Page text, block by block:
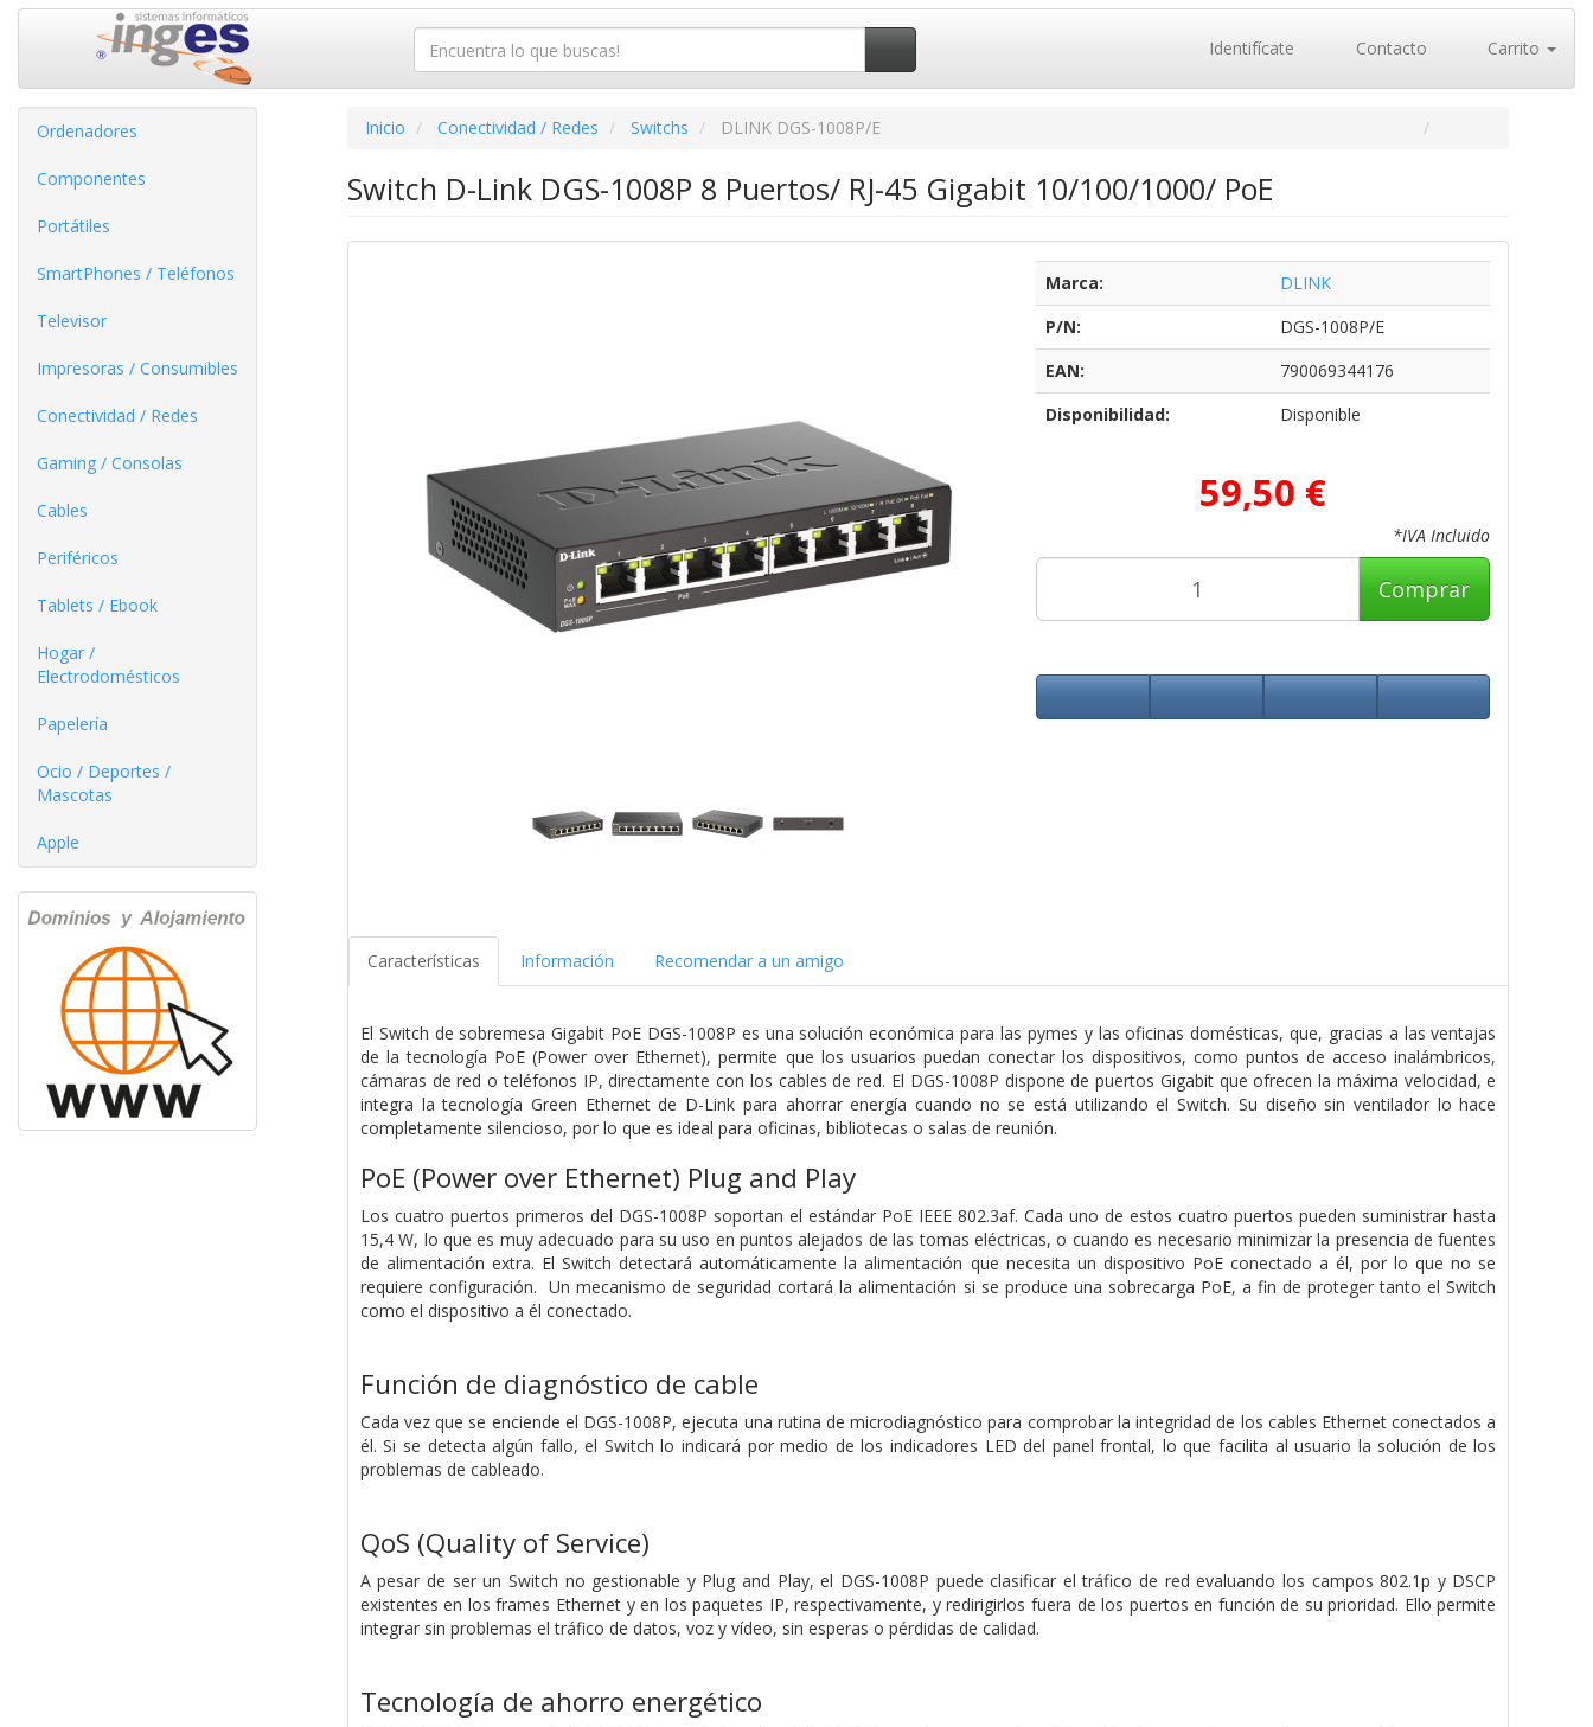
Identifícate Contacto Carrito
Ordenadores
Componentes
Portátiles
SmartPhones / Teléfonos
Televisor
Impresoras / Consumibles
Conectividad / Redes
Gaming / Consolas
Cables
Periféricos
Tablets / Ebook
Hogar /
Electrodomésticos
Papelería
Ocio / Deportes /
Mascotas
Apple
Inicio Conectividad / Redes Switchs DLINK DGS-1008P/E
Switch D-Link DGS-1008P 8 Puertos/ RJ-45 Gigabit 10/100/1000/ PoE
Marca:
DLINK
P/N:
DGS-1008P/E
EAN:
790069344176
Disponibilidad:
Disponible
59,50 €
*IVA Incluido
Comprar
Características Información Recomendar a un amigo
El Switch de sobremesa Gigabit PoE DGS-1008P es una solución económica para las pymes y las oficinas domésticas, que, gracias a las ventajas
de la tecnología PoE (Power over Ethernet), permite que los usuarios puedan conectar los dispositivos, como puntos de acceso inalámbricos,
cámaras de red o teléfonos IP, directamente con los cables de red. El DGS-1008P dispone de puertos Gigabit que ofrecen la máxima velocidad, e
integra la tecnología Green Ethernet de D-Link para ahorrar energía cuando no se está utilizando el Switch. Su diseño sin ventilador lo hace
completamente silencioso, por lo que es ideal para oficinas, bibliotecas o salas de reunión.
PoE (Power over Ethernet) Plug and Play
Los cuatro puertos primeros del DGS-1008P soportan el estándar PoE IEEE 802.3af. Cada uno de estos cuatro puertos pueden suministrar hasta
15,4 W, lo que es muy adecuado para su uso en puntos alejados de las tomas eléctricas, o cuando es necesario minimizar la presencia de fuentes
de alimentación extra. El Switch detectará automáticamente la alimentación que necesita un dispositivo PoE conectado a él, por lo que no se
requiere configuración. Un mecanismo de seguridad cortará la alimentación si se produce una sobrecarga PoE, a fin de proteger tanto el Switch
como el dispositivo a él conectado.
Función de diagnóstico de cable
Cada vez que se enciende el DGS-1008P, ejecuta una rutina de microdiagnóstico para comprobar la integridad de los cables Ethernet conectados a
él. Si se detecta algún fallo, el Switch lo indicará por medio de los indicadores LED del panel frontal, lo que facilita al usuario la solución de los
problemas de cableado.
QoS (Quality of Service)
A pesar de ser un Switch no gestionable y Plug and Play, el DGS-1008P puede clasificar el tráfico de red evaluando los campos 802.1p y DSCP
existentes en los frames Ethernet y en los paquetes IP, respectivamente, y redirigirlos fuera de los puertos en función de su prioridad. Ello permite
integrar sin problemas el tráfico de datos, voz y vídeo, sin esperas o pérdidas de calidad.
Tecnología de ahorro energético